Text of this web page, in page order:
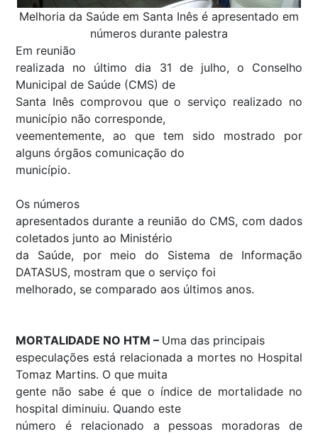
Melhoria da Saúde em Santa Inês é apresentado em
números durante palestra
Em reunião
realizada no último dia 31 de julho, o Conselho
Municipal de Saúde (CMS) de
Santa Inês comprovou que o serviço realizado no
município não corresponde,
veementemente, ao que tem sido mostrado por
alguns órgãos comunicação do
município.
Os números
apresentados durante a reunião do CMS, com dados
coletados junto ao Ministério
da Saúde, por meio do Sistema de Informação
DATASUS, mostram que o serviço foi
melhorado, se comparado aos últimos anos.
MORTALIDADE NO HTM – Uma das principais
especulações está relacionada a mortes no Hospital
Tomaz Martins. O que muita
gente não sabe é que o índice de mortalidade no
hospital diminuiu. Quando este
número é relacionado a pessoas moradoras de